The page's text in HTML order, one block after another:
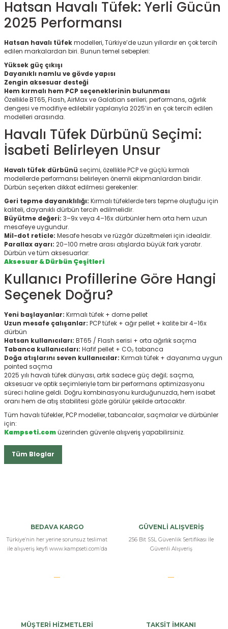
Hatsan Havalı Tüfek: Yerli Gücün
2025 Performansı
Hatsan havalı tüfekmodelleri, Türkiye’de uzun yıllardır en çok tercih
edilen markalardan biri. Bunun temel sebepleri:
Yüksek güç çıkışı
Dayanıklı namlu ve gövde yapısı
Zengin aksesuar desteği
Hem kırmalı hem PCP seçeneklerinin bulunması
Özellikle BT65, Flash, AirMax ve Galatian serileri; performans, ağırlık
dengesi ve modifiye edilebilir yapılarıyla 2025’in en çok tercih edilen
modelleri arasında.
Havalı Tüfek Dürbünü Seçimi:
İsabeti Belirleyen Unsur
Havalı tüfek dürbünü seçimi, özellikle PCP ve güçlü kırmalı
modellerde performansı belirleyen önemli ekipmanlardan biridir.
Dürbün seçerken dikkat edilmesi gerekenler:
Geri tepme dayanıklılığı: Kırmalı tüfeklerde ters tepme oluştuğu için
kaliteli, dayanıklı dürbün tercih edilmelidir.
Büyütme değeri: 3–9x veya 4–16x dürbünler hem orta hem uzun
mesafeye uygundur.
Mil-dot reticle: Mesafe hesabı ve rüzgâr düzeltmeleri için idealdir.
Parallax ayarı: 20–100 metre arası atışlarda büyük fark yaratır.
Dürbün ve tüm aksesuarlar:
Aksesuar & Dürbün Çeşitleri
Kullanıcı Profillerine Göre Hangi
Seçenek Doğru?
Yeni başlayanlar: Kırmalı tüfek + dome pellet
Uzun mesafe çalışanlar: PCP tüfek + ağır pellet + kalite bir 4–16x
dürbün
Hatsan kullanıcıları: BT65 / Flash serisi + orta ağırlık saçma
Tabanca kullanıcıları: Hafif pellet + CO₂ tabanca
Doğa atışlarını seven kullanıcılar: Kırmalı tüfek + dayanıma uygun
pointed saçma
2025 yılı havalı tüfek dünyası, artık sadece güç değil; saçma,
aksesuar ve optik seçimleriyle tam bir performans optimizasyonu
süreci haline geldi. Doğru kombinasyonu kurduğunuzda, hem isabet
oranı hem de atış stabilitesi gözle görülür şekilde artacaktır.
Tüm havalı tüfekler, PCP modeller, tabancalar, saçmalar ve dürbünler
için:
Kampseti.comüzerinden güvenle alışveriş yapabilirsiniz.
Tüm Bloglar
BEDAVA KARGO
Türkiye’nin her yerine sorunsuz teslimat
ile alışveriş keyfi www.kampseti.com’da
GÜVENLİ ALIŞVERİŞ
256 Bit SSL Güvenlik Sertifikası İle
Güvenli Alışveriş
MÜŞTERİ HİZMETLERİ TAKSİT İMKANI